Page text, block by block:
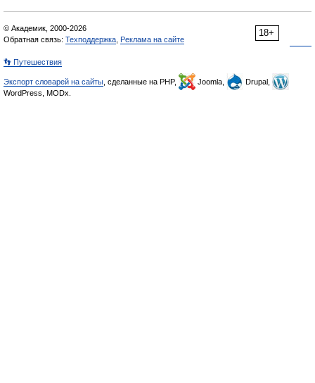
18+
© Академик, 2000-2026
Обратная связь: Техподдержка Реклама на сайте
👣 Путешествия
Экспорт словарей на сайты , сделанные на PHP, Joomla,
Drupal,
WordPress, MODx.